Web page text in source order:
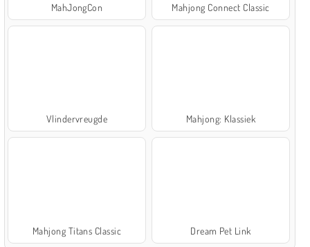
MahJongCon Mahjong Connect Classic
Vlindervreugde Mahjong: Klassiek
Mahjong Titans Classic Dream Pet Link